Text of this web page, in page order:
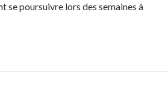
se poursuivre lors des semaines à